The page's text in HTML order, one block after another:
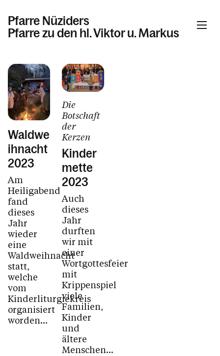
Pfarre Nüziders
Pfarre zu den hl. Viktor u. Markus
Informationen
Kalender
Personen
Waldwe
ihnacht
2023
Am
Heiligabend
fand
dieses
Jahr
wieder
eine
Waldweihnacht
statt,
welche
vom
Kinderliturgiekreis
organisiert
worden...
Die
Botschaft
der
Kerzen
Kinder
mette
2023
Auch
dieses
Jahr
durften
wir mit
einer
Wortgottesfeier
mit
Krippenspiel
viele
Familien,
Kinder
und
ältere
Menschen...